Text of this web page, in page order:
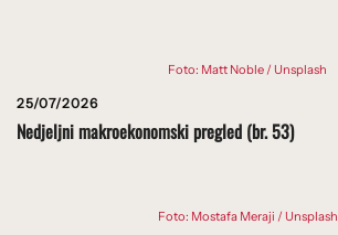
Foto: Matt Noble / Unsplash
25/07/2026
Nedjeljni makroekonomski pregled (br. 53)
Foto: Mostafa Meraji / Unsplash